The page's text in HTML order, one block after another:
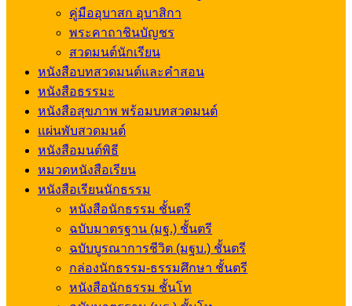
คู่มืออุบาสก อุบาสิกา
พระคาถาชินบัญชร
สวดมนต์นักเรียน
หนังสือบทสวดมนต์และคำสอน
หนังสือธรรมะ
หนังสือสุขภาพ พร้อมบทสวดมนต์
แผ่นพับสวดมนต์
หนังสือมนต์พิธี
หมวดหนังสือเรียน
หนังสือเรียนนักธรรม
หนังสือนักธรรม ชั้นตรี
ฉบับมาตรฐาน (มฐ.) ชั้นตรี
ฉบับบูรณาการชีวิต (มฐบ.) ชั้นตรี
กล่องนักธรรม-ธรรมศึกษา ชั้นตรี
หนังสือนักธรรม ชั้นโท